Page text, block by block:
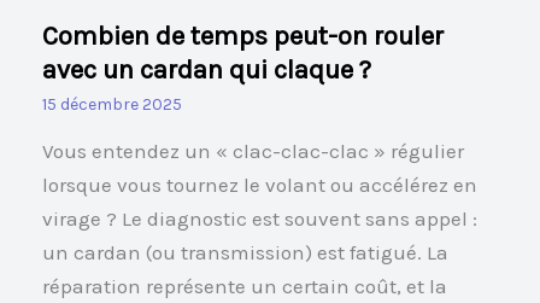
Combien de temps peut-on rouler
avec un cardan qui claque ?
15 décembre 2025
Vous entendez un « clac-clac-clac » régulier
lorsque vous tournez le volant ou accélérez en
virage ? Le diagnostic est souvent sans appel :
un cardan (ou transmission) est fatigué. La
réparation représente un certain coût, et la
claque
?